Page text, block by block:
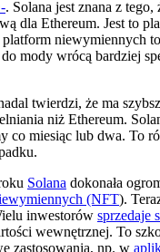
. Solana jest znana z tego,
dla Ethereum. Jest to
niewymiennych
mody wrócą bardziej
twierdzi, że ma
niż Ethereum.
co miesiąc lub dwa. To
Solana dokonała
(NFT).
inwestorów sprzedaje
wewnętrznej. To
zastosowania, np. w